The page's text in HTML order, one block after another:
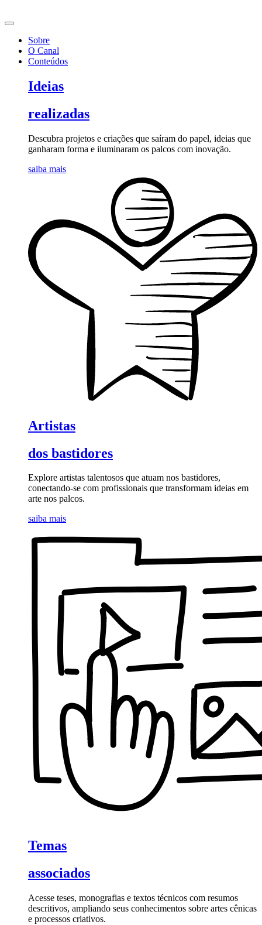
para
conteúdoSobre
O Canal
Conteúdos
Ideias
realizadas
Descubra projetos e criações que saíram do papel, ideias que
ganharam forma e iluminaram os palcos com inovação.
saiba mais
Artistas
dos bastidores
Explore artistas talentosos que atuam nos bastidores,
conectando-se com profissionais que transformam ideias em
arte nos palcos.
saiba mais
Temas
associados
Acesse teses, monografias e textos técnicos com resumos
descritivos, ampliando seus conhecimentos sobre artes cênicas
e processos criativos.